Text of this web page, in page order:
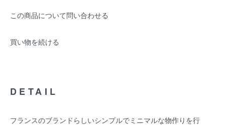
この商品について問い合わせる
買い物を続ける
DETAIL
フランスのブランドらしいシンプルでミニマルな物作りを行